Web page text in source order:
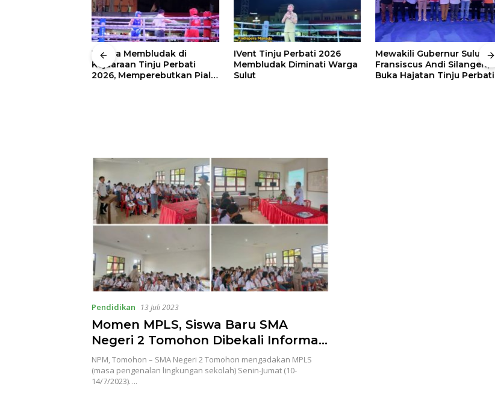
Warga Membludak di
Kejuaraan Tinju Perbati
2026, Memperebutkan Piala
IVent Tinju Perbati 2026
Membludak Diminati Warga
Sulut
Mewakili Gubernur Sulut, dr
Fransiscus Andi Silangen,
Buka Hajatan Tinju Perbati
Pendidikan 13 Juli 2023
Momen MPLS, Siswa Baru SMA
Negeri 2 Tomohon Dibekali Informasi
Bahaya Narkoba
NPM, Tomohon – SMA Negeri 2 Tomohon mengadakan MPLS
(masa pengenalan lingkungan sekolah) Senin-Jumat (10-
14/7/2023)….